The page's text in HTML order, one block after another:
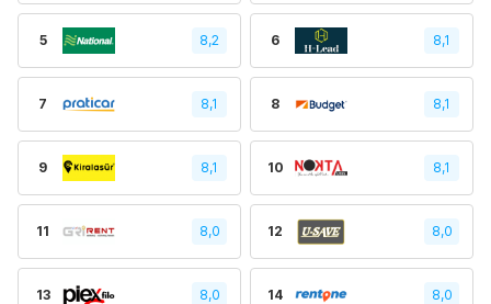
5 8,2 6 8,1
7 8,1 8 8,1
9 8,1 10 8,1
11 8,0 12 8,0
13 8,0 14 8,0